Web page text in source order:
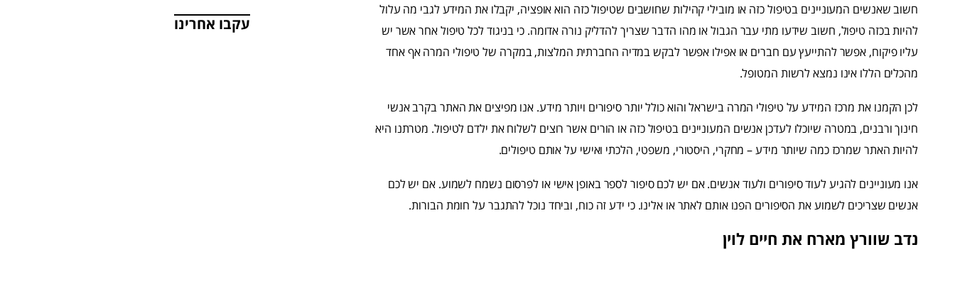
חשוב שאנשים המעוניינים בטיפול כזה או מובילי קהילות שחושבים שטיפול כזה הוא אופציה, יקבלו את המידע לגבי מה עלול
להיות בכזה טיפול, חשוב שידעו מתי עבר הגבול או מהו הדבר שצריך להדליק נורה אדומה. כי בניגוד לכל טיפול אחר אשר יש
עליו פיקוח, אפשר להתייעץ עם חברים או אפילו אפשר לבקש במדיה החברתית המלצות, במקרה של טיפולי המרה אף אחד
מהכלים הללו אינו נמצא לרשות המטופל.
לכן הקמנו את מרכז המידע על טיפולי המרה בישראל והוא כולל יותר סיפורים ויותר מידע. אנו מפיצים את האתר בקרב אנשי
חינוך ורבנים, במטרה שיוכלו לעדכן אנשים המעוניינים בטיפול כזה או הורים אשר רוצים לשלוח את ילדם לטיפול. מטרתנו היא
להיות האתר שמרכז כמה שיותר מידע – מחקרי, היסטורי, משפטי, הלכתי ואישי על אותם טיפולים.
אנו מעוניינים להגיע לעוד סיפורים ולעוד אנשים. אם יש לכם סיפור לספר באופן אישי או לפרסום נשמח לשמוע. אם יש לכם
אנשים שצריכים לשמוע את הסיפורים הפנו אותם לאתר או אלינו. כי ידע זה כוח, וביחד נוכל להתגבר על חומת הבורות.
נדב שוורץ מארח את חיים לוין
עקבו אחרינו